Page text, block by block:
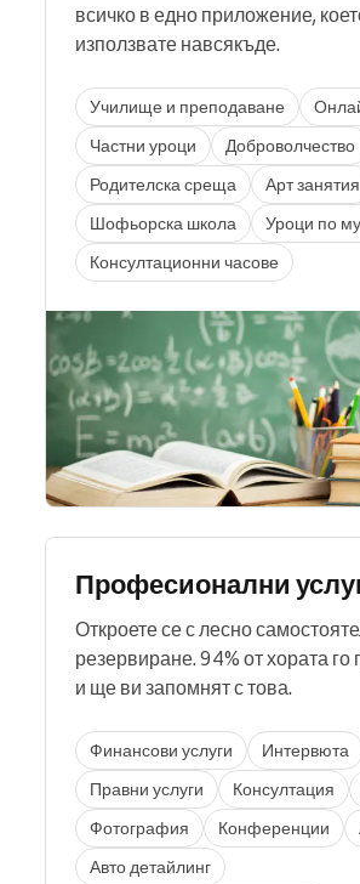
всичко в едно приложение,
използвате навсякъде.
Училище и преподаване
Частни уроци
Доброволчество
Родителска среща
Арт занятия
Шофьорска школа
Уроци по
Консултационни часове
Професионални
Откроете се с лесно
резервиране. 94% от хората го
и ще ви запомнят с това.
Финансови услуги
Интервюта
Правни услуги
Консултация
Фотография
Конференции
Авто детайлинг